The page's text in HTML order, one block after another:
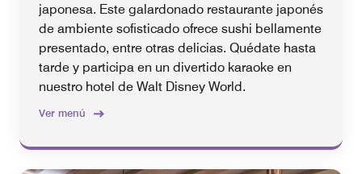
japonesa. Este galardonado restaurante japonés
de ambiente sofisticado ofrece sushi bellamente
presentado, entre otras delicias. Quédate hasta
tarde y participa en un divertido karaoke en
nuestro hotel de Walt Disney World.
Ver menú